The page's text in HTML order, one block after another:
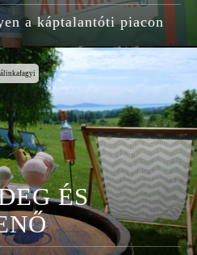
a káptalantóti piacon
ÉS